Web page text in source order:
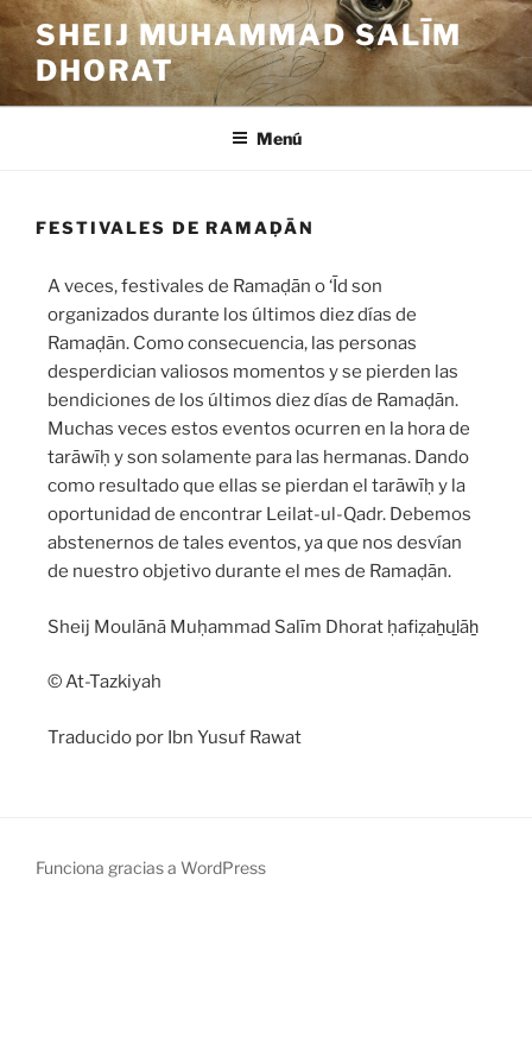
SHEIJ MUHAMMAD SALĪM
DHORAT
Menú
FESTIVALES DE RAMAḌĀN
A veces, festivales de Ramaḍān o ‘Īd son
organizados durante los últimos diez días de
Ramaḍān. Como consecuencia, las personas
desperdician valiosos momentos y se pierden las
bendiciones de los últimos diez días de Ramaḍān.
Muchas veces estos eventos ocurren en la hora de
tarāwīḥ y son solamente para las hermanas. Dando
como resultado que ellas se pierdan el tarāwīḥ y la
oportunidad de encontrar Leilat-ul-Qadr. Debemos
abstenernos de tales eventos, ya que nos desvían
de nuestro objetivo durante el mes de Ramaḍān.
Sheij Moulānā Muḥammad Salīm Dhorat ḥafiẓaẖuḻāẖ
© At-Tazkiyah
Traducido por Ibn Yusuf Rawat
Funciona gracias a WordPress